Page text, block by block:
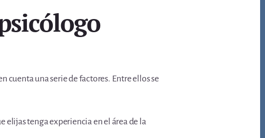
cuenta una serie de factores. Entre ellos se
tenga experiencia en el área de la